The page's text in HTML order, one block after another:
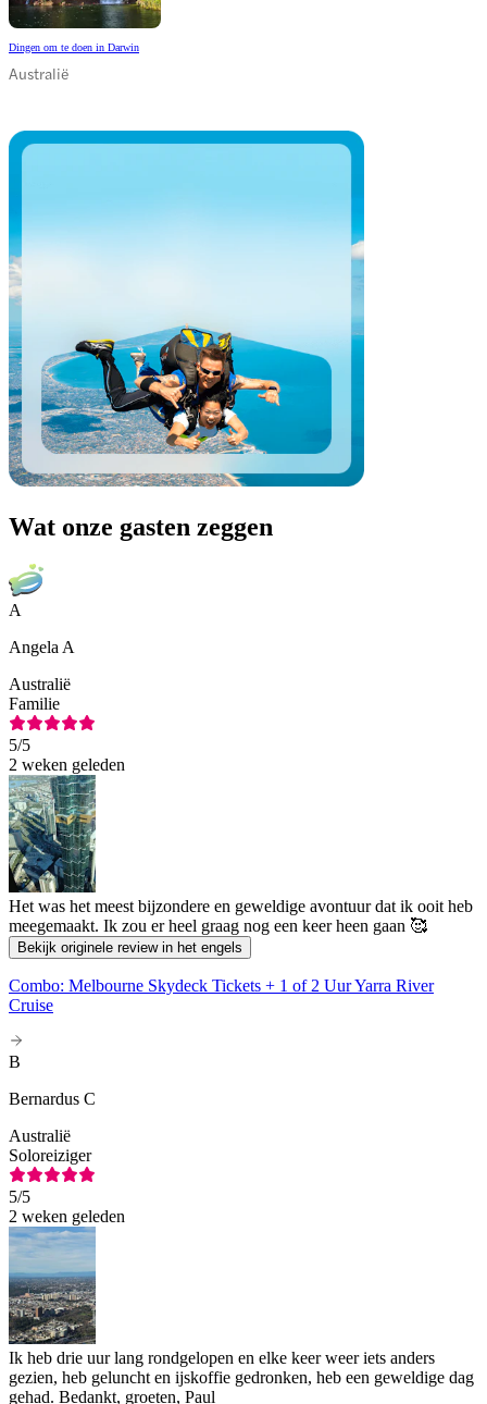
Dingen om te doen in Darwin
Australië
Wat onze gasten zeggen
A
Angela A
Australië
Familie
5/5
2 weken geleden
Het was het meest bijzondere en geweldige avontuur dat ik ooit heb
meegemaakt. Ik zou er heel graag nog een keer heen gaan 🥰
Bekijk originele review in het engels
Combo: Melbourne Skydeck Tickets + 1 of 2 Uur Yarra River
Cruise
B
Bernardus C
Australië
Soloreiziger
5/5
2 weken geleden
Ik heb drie uur lang rondgelopen en elke keer weer iets anders
gezien, heb geluncht en ijskoffie gedronken, heb een geweldige dag
gehad. Bedankt, groeten, Paul